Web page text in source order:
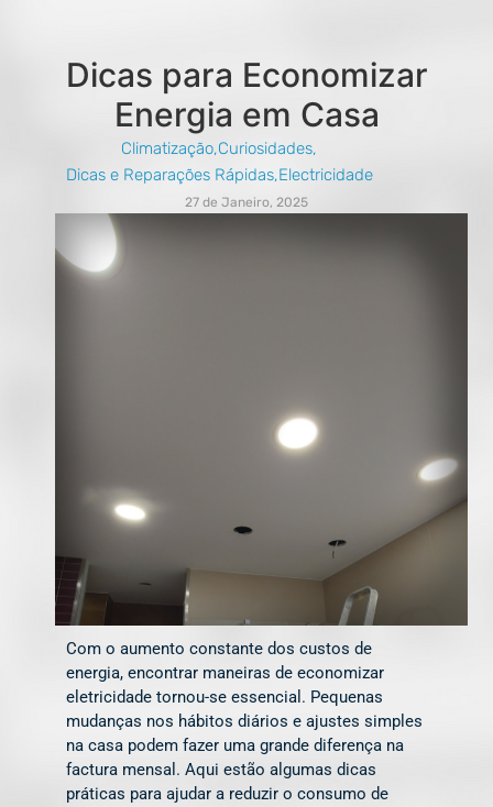
Dicas para Economizar
Energia em Casa
Climatização,Curiosidades,
Dicas e Reparações Rápidas,Electricidade
27 de Janeiro, 2025
Com o aumento constante dos custos de
energia, encontrar maneiras de economizar
eletricidade tornou-se essencial. Pequenas
mudanças nos hábitos diários e ajustes simples
na casa podem fazer uma grande diferença na
factura mensal. Aqui estão algumas dicas
práticas para ajudar a reduzir o consumo de